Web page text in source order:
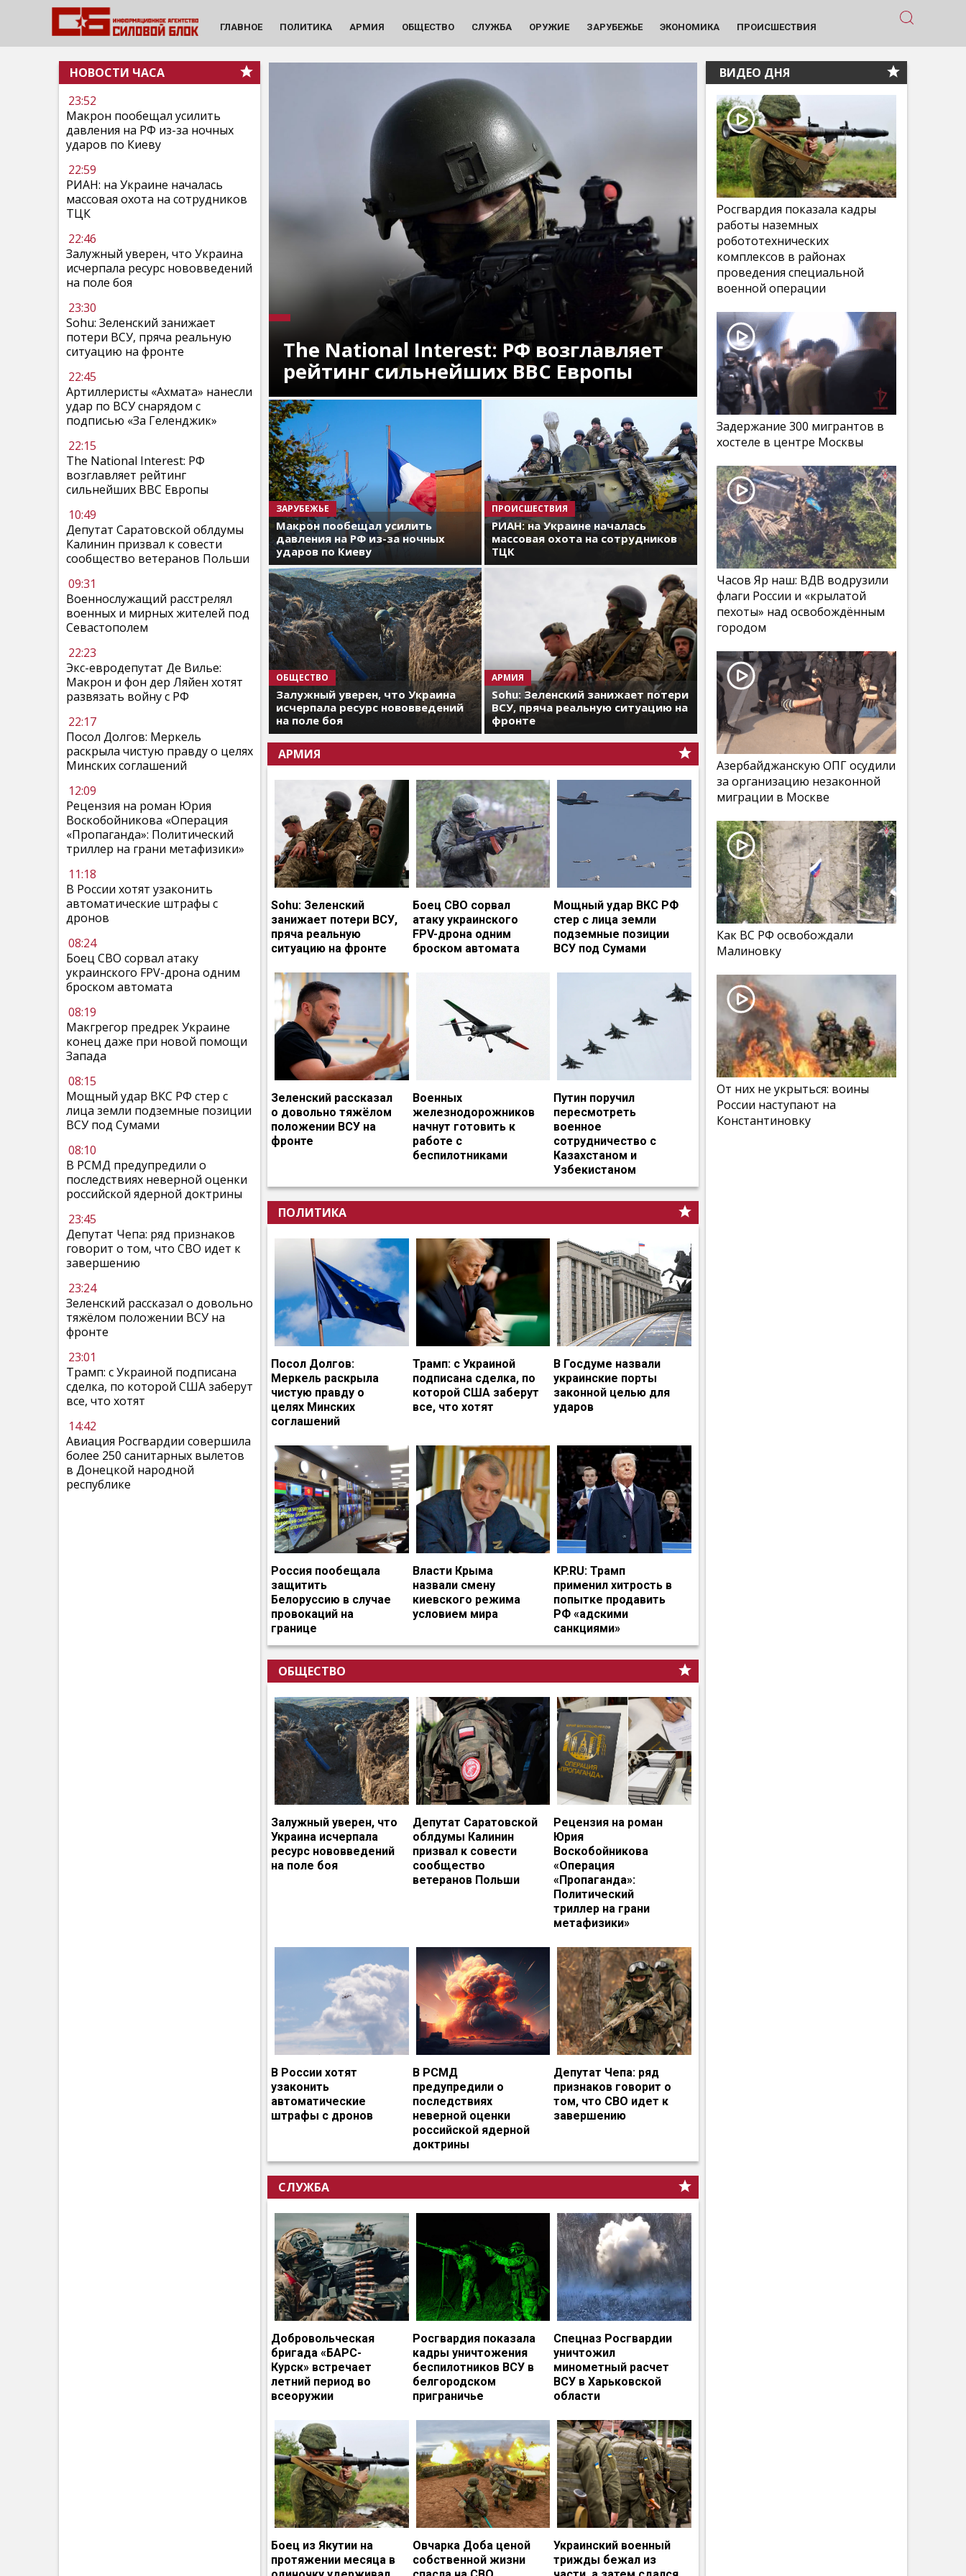
ГЛАВНОЕ ПОЛИТИКА АРМИЯ ОБЩЕСТВО СЛУЖБА ОРУЖИЕ ЗАРУБЕЖЬЕ ЭКОНОМИКА ПРОИСШЕСТВИЯ
НОВОСТИ ЧАСА
23:52
Макрон пообещал усилить
давления на РФ из-за ночных
ударов по Киеву
22:59
РИАН: на Украине началась
массовая охота на сотрудников
ТЦК
22:46
Залужный уверен, что Украина
исчерпала ресурс нововведений
на поле боя
23:30
Sohu: Зеленский занижает
потери ВСУ, пряча реальную
ситуацию на фронте
22:45
Артиллеристы «Ахмата» нанесли
удар по ВСУ снарядом с
подписью «За Геленджик»
22:15
The National Interest: РФ
возглавляет рейтинг
сильнейших ВВС Европы
10:49
Депутат Саратовской облдумы
Калинин призвал к совести
сообщество ветеранов Польши
09:31
Военнослужащий расстрелял
военных и мирных жителей под
Севастополем
22:23
Экс-евродепутат Де Вилье:
Макрон и фон дер Ляйен хотят
развязать войну с РФ
22:17
Посол Долгов: Меркель
раскрыла чистую правду о целях
Минских соглашений
12:09
Рецензия на роман Юрия
Воскобойникова «Операция
«Пропаганда»: Политический
триллер на грани метафизики»
11:18
В России хотят узаконить
автоматические штрафы с
дронов
08:24
Боец СВО сорвал атаку
украинского FPV-дрона одним
броском автомата
08:19
Макгрегор предрек Украине
конец даже при новой помощи
Запада
08:15
Мощный удар ВКС РФ стер с
лица земли подземные позиции
ВСУ под Сумами
08:10
В РСМД предупредили о
последствиях неверной оценки
российской ядерной доктрины
23:45
Депутат Чепа: ряд признаков
говорит о том, что СВО идет к
завершению
23:24
Зеленский рассказал о довольно
тяжёлом положении ВСУ на
фронте
23:01
Трамп: с Украиной подписана
сделка, по которой США заберут
все, что хотят
14:42
Авиация Росгвардии совершила
более 250 санитарных вылетов
в Донецкой народной
республике
The National Interest: РФ возглавляет
рейтинг сильнейших ВВС Европы
ЗАРУБЕЖЬЕ
Макрон пообещал усилить
давления на РФ из-за ночных
ударов по Киеву
ПРОИСШЕСТВИЯ
РИАН: на Украине началась
массовая охота на сотрудников
ТЦК
ОБЩЕСТВО
Залужный уверен, что Украина
исчерпала ресурс нововведений
на поле боя
АРМИЯ
Sohu: Зеленский занижает потери
ВСУ, пряча реальную ситуацию на
фронте
АРМИЯ
Sohu: Зеленский
занижает потери ВСУ,
пряча реальную
ситуацию на фронте
Боец СВО сорвал
атаку украинского
FPV-дрона одним
броском автомата
Мощный удар ВКС РФ
стер с лица земли
подземные позиции
ВСУ под Сумами
Зеленский рассказал
о довольно тяжёлом
положении ВСУ на
фронте
Военных
железнодорожников
начнут готовить к
работе с
беспилотниками
Путин поручил
пересмотреть
военное
сотрудничество с
Казахстаном и
Узбекистаном
ПОЛИТИКА
Посол Долгов:
Меркель раскрыла
чистую правду о
целях Минских
соглашений
Трамп: с Украиной
подписана сделка, по
которой США заберут
все, что хотят
В Госдуме назвали
украинские порты
законной целью для
ударов
Россия пообещала
защитить
Белоруссию в случае
провокаций на
границе
Власти Крыма
назвали смену
киевского режима
условием мира
KP.RU: Трамп
применил хитрость в
попытке продавить
РФ «адскими
санкциями»
ОБЩЕСТВО
Залужный уверен, что
Украина исчерпала
ресурс нововведений
на поле боя
Депутат Саратовской
облдумы Калинин
призвал к совести
сообщество
ветеранов Польши
Рецензия на роман
Юрия
Воскобойникова
«Операция
«Пропаганда»:
Политический
триллер на грани
метафизики»
В России хотят
узаконить
автоматические
штрафы с дронов
В РСМД
предупредили о
последствиях
неверной оценки
российской ядерной
доктрины
Депутат Чепа: ряд
признаков говорит о
том, что СВО идет к
завершению
СЛУЖБА
Добровольческая
бригада «БАРС-
Курск» встречает
летний период во
всеоружии
Росгвардия показала
кадры уничтожения
беспилотников ВСУ в
белгородском
приграничье
Спецназ Росгвардии
уничтожил
минометный расчет
ВСУ в Харьковской
области
Боец из Якутии на
протяжении месяца в
Овчарка Доба ценой
собственной жизни
Украинский военный
трижды бежал из
ВИДЕО ДНЯ
Росгвардия показала кадры
работы наземных
робототехнических
комплексов в районах
проведения специальной
военной операции
Задержание 300 мигрантов в
хостеле в центре Москвы
Часов Яр наш: ВДВ водрузили
флаги России и «крылатой
пехоты» над освобождённым
городом
Азербайджанскую ОПГ осудили
за организацию незаконной
миграции в Москве
Как ВС РФ освобождали
Малиновку
От них не укрыться: воины
России наступают на
Константиновку